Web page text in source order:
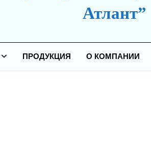
Атлант”
ПРОДУКЦИЯ О КОМПАНИИ